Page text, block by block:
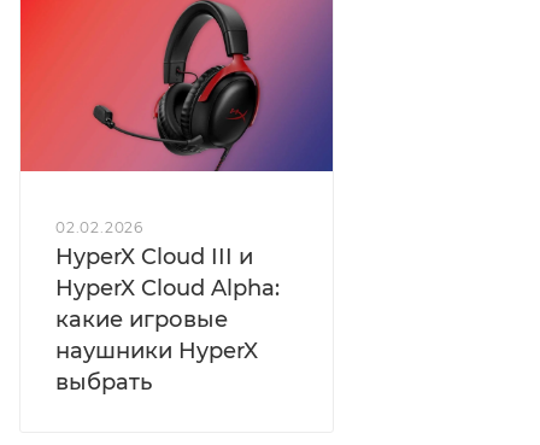
02.02.2026
HyperX Cloud III и
HyperX Cloud Alpha:
какие игровые
наушники HyperX
выбрать